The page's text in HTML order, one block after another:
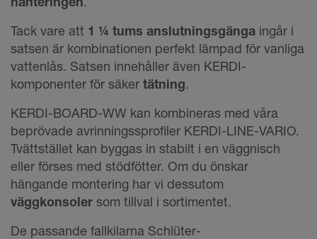
Tack vare att 1 ¼ tums anslutningsgänga ingår i
satsen är kombinationen perfekt lämpad för vanliga
vattenlås. Satsen innehåller även KERDI-
komponenter för säker tätning.
KERDI-BOARD-WW kan kombineras med våra
beprövade avrinningssprofiler KERDI-LINE-VARIO.
Tvättstället kan byggas in stabilt i en väggnisch
eller förses med stödfötter. Om du önskar
hängande montering har vi dessutom
väggkonsoler som tillval i sortimentet.
De passande fallkilarna Schlüter-